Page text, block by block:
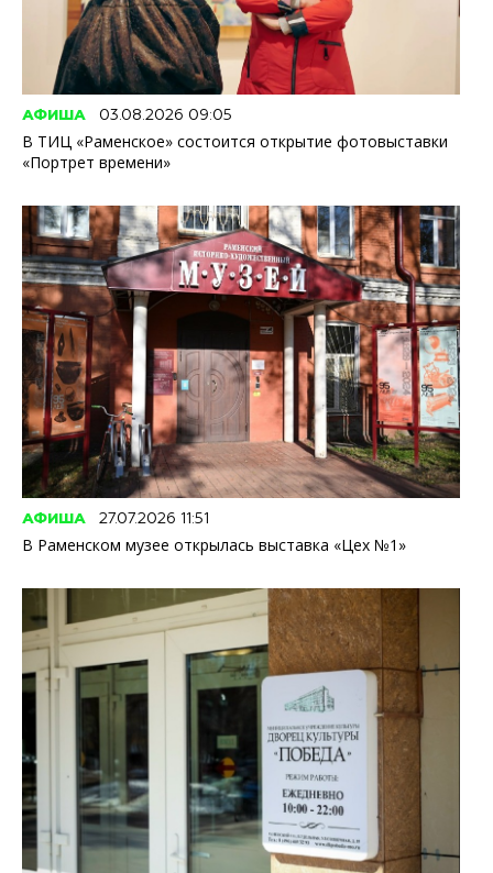
АФИША 03.08.2026 09:05
В ТИЦ «Раменское» состоится открытие фотовыставки
«Портрет времени»
АФИША 27.07.2026 11:51
В Раменском музее открылась выставка «Цех №1»